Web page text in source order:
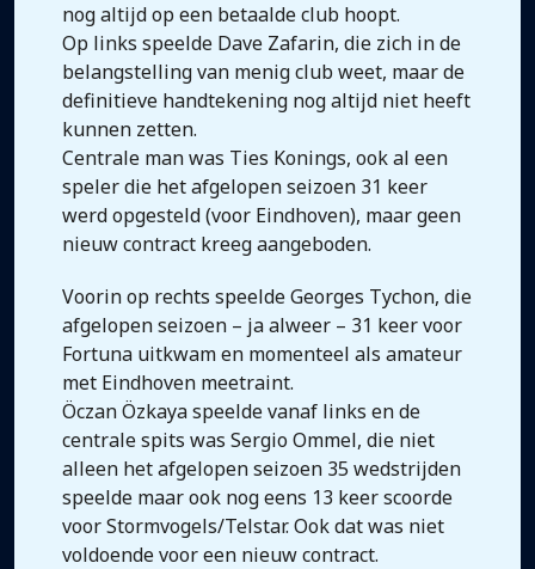
nog altijd op een betaalde club hoopt.
Op links speelde Dave Zafarin, die zich in de
belangstelling van menig club weet, maar de
definitieve handtekening nog altijd niet heeft
kunnen zetten.
Centrale man was Ties Konings, ook al een
speler die het afgelopen seizoen 31 keer
werd opgesteld (voor Eindhoven), maar geen
nieuw contract kreeg aangeboden.
Voorin op rechts speelde Georges Tychon, die
afgelopen seizoen – ja alweer – 31 keer voor
Fortuna uitkwam en momenteel als amateur
met Eindhoven meetraint.
Öczan Özkaya speelde vanaf links en de
centrale spits was Sergio Ommel, die niet
alleen het afgelopen seizoen 35 wedstrijden
speelde maar ook nog eens 13 keer scoorde
voor Stormvogels/Telstar. Ook dat was niet
voldoende voor een nieuw contract.